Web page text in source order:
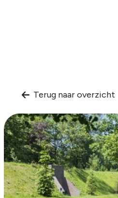
Terug naar overzicht